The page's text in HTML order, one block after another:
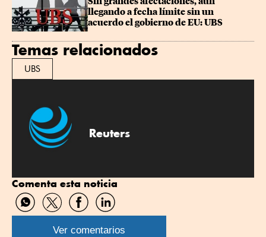
llegando a fecha límite sin un
acuerdo el gobierno de EU: UBS
Temas relacionados
UBS
Reuters
Comenta esta noticia
Compartir
por
WhatsApp
Compartir
por
Twitter
Compartir
por
Facebook
Compartir
por
Linkedin
Ver comentarios